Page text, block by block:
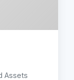
Assets